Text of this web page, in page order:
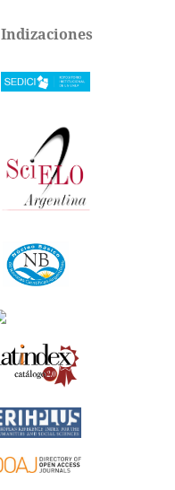
Indizaciones